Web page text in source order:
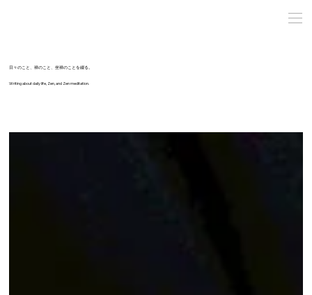
Writing about daily life, Zen, and Zen meditation.
日々のこと、禅のこと、坐禅のことを綴る。